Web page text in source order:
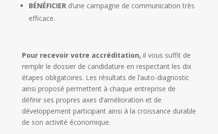
BÉNÉFICIERd’une campagne de communication très
efficace.
Pour recevoir votre accréditation, il vous suffit de
remplir le dossier de candidature en respectant les dix
étapes obligatoires. Les résultats de l’auto-diagnostic
ainsi proposé permettent à chaque entreprise de
définir ses propres axes d’amélioration et de
développement participant ainsi à la croissance durable
de son activité économique.